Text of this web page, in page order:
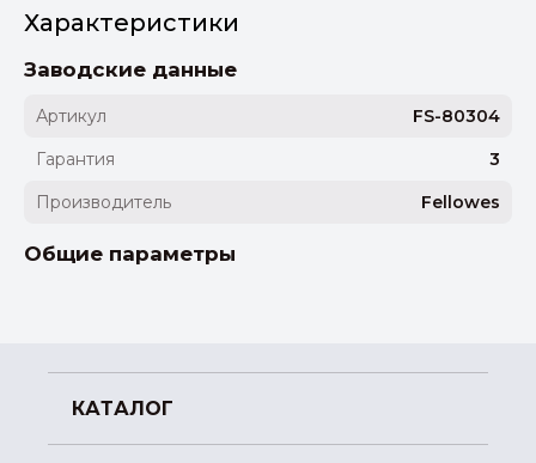
Характеристики
Заводские данные
Артикул
FS-80304
Гарантия
3
Производитель
Fellowes
Общие параметры
КАТАЛОГ